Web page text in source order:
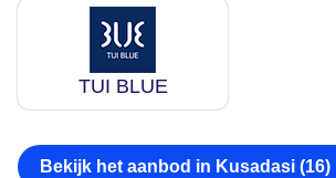
TUI BLUE
Bekijk het aanbod in Kusadasi (16)